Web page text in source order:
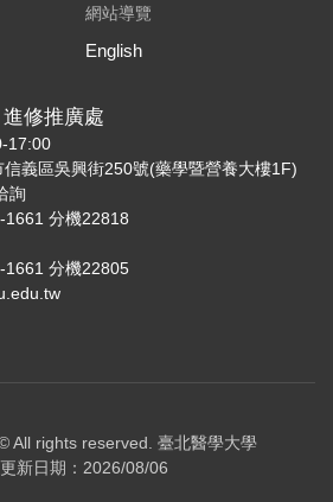
網站導覽
English
修推廣處
17:00
義區吳興街250號(藥學暨營養大樓1F)
詢
1661 分機22818
1661 分機22805
All rights reserved. 臺北醫學大學
新日期：2026/08/06